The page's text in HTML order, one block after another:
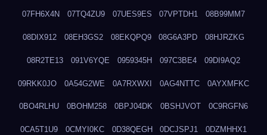
07FH6X4N 07TQ4ZU9 07UES9ES 07VPTDH1 08B99MM7
08DIX912 08EH3GS2 08EKQPQ9 08G6A3PD 08HJRZKG
08R2TE13 091V6YQE 0959345H 097C3BE4 09DI9AQ2
09RKK0JO 0A54G2WE 0A7RXWXI 0AG4NTTC 0AYXMFKC
0BO4RLHU 0BOHM258 0BPJ04DK 0BSHJVOT 0C9RGFN6
0CA5T1U9 0CMYI0KC 0D38QEGH 0DCJSPJ1 0DZMHHX1